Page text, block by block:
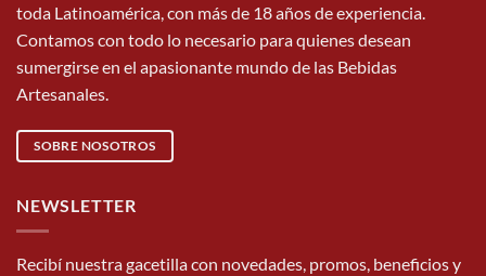
toda Latinoamérica, con más de 18 años de experiencia.
Contamos con todo lo necesario para quienes desean
sumergirse en el apasionante mundo de las Bebidas
Artesanales.
SOBRE NOSOTROS
NEWSLETTER
Recibí nuestra gacetilla con novedades, promos, beneficios y